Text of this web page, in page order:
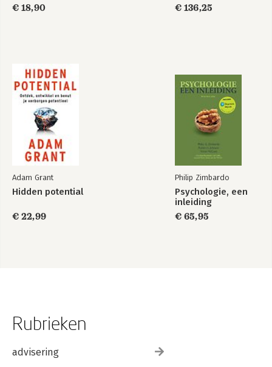
€ 18,90
€ 136,25
Adam Grant
Hidden potential
€ 22,99
Philip Zimbardo
Psychologie, een
inleiding
€ 65,95
Rubrieken
advisering